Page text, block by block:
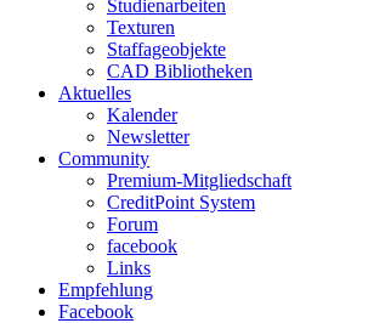
Studienarbeiten
Texturen
Staffageobjekte
CAD Bibliotheken
Aktuelles
Kalender
Newsletter
Community
Premium-Mitgliedschaft
CreditPoint System
Forum
facebook
Links
Empfehlung
Facebook